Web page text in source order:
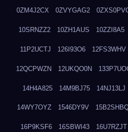
0ZM4J2CX 0ZVYGAG2
10SRNZZ2 10ZH1AUS 10ZZI8A5
11P2UCTJ 126I93O6 12FS3WHV
12QCPWZN 12UKQO0N
14H4A825 14M9BJ75 14NJ13LJ
14WY7OYZ 1546DY9V
16P9KSF6 16SBWI43 16U7RZJT